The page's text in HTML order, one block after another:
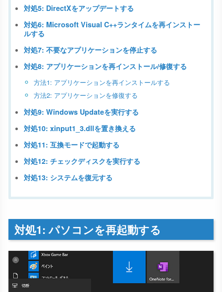
対処5: DirectXをアップデートする
対処6: Microsoft Visual C++ランタイムを再インストー
ルする
対処7: 不要なアプリケーションを停止する
対処8: アプリケーションを再インストール/修復する
方法1: アプリケーションを再インストールする
方法2: アプリケーションを修復する
対処9: Windows Updateを実行する
対処10: xinput1_3.dllを置き換える
対処11: 互換モードで起動する
対処12: チェックディスクを実行する
対処13: システムを復元する
対処1: パソコンを再起動する